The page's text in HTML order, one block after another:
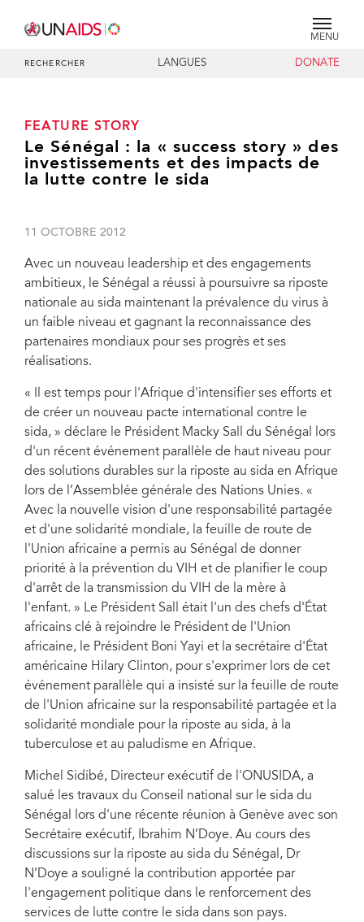
MENU
RECHERCHER LANGUES DONATE
FEATURE STORY
Le Sénégal : la « success story » des
investissements et des impacts de
la lutte contre le sida
11 OCTOBRE 2012
Avec un nouveau leadership et des engagements
ambitieux, le Sénégal a réussi à poursuivre sa riposte
nationale au sida maintenant la prévalence du virus à
un faible niveau et gagnant la reconnaissance des
partenaires mondiaux pour ses progrès et ses
réalisations.
« Il est temps pour l'Afrique d'intensifier ses efforts et
de créer un nouveau pacte international contre le
sida, » déclare le Président Macky Sall du Sénégal lors
d'un récent événement parallèle de haut niveau pour
des solutions durables sur la riposte au sida en Afrique
lors de l’Assemblée générale des Nations Unies. «
Avec la nouvelle vision d'une responsabilité partagée
et d'une solidarité mondiale, la feuille de route de
l'Union africaine a permis au Sénégal de donner
priorité à la prévention du VIH et de planifier le coup
d'arrêt de la transmission du VIH de la mère à
l'enfant. » Le Président Sall était l'un des chefs d'État
africains clé à rejoindre le Président de l'Union
africaine, le Président Boni Yayi et la secrétaire d'État
américaine Hilary Clinton, pour s'exprimer lors de cet
événement parallèle qui a insisté sur la feuille de route
de l'Union africaine sur la responsabilité partagée et la
solidarité mondiale pour la riposte au sida, à la
tuberculose et au paludisme en Afrique.
Michel Sidibé, Directeur exécutif de l'ONUSIDA, a
salué les travaux du Conseil national sur le sida du
Sénégal lors d'une récente réunion à Genève avec son
Secrétaire exécutif, Ibrahim N’Doye. Au cours des
discussions sur la riposte au sida du Sénégal, Dr
N’Doye a souligné la contribution apportée par
l'engagement politique dans le renforcement des
services de lutte contre le sida dans son pays.